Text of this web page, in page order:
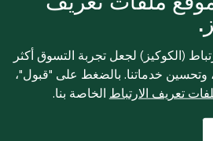
(الكوكيز) لجعل تجربة التسوق أكثر
خدماتنا. بالضغط على "قبول"،
تعريف الارتباط الخاصة بنا.